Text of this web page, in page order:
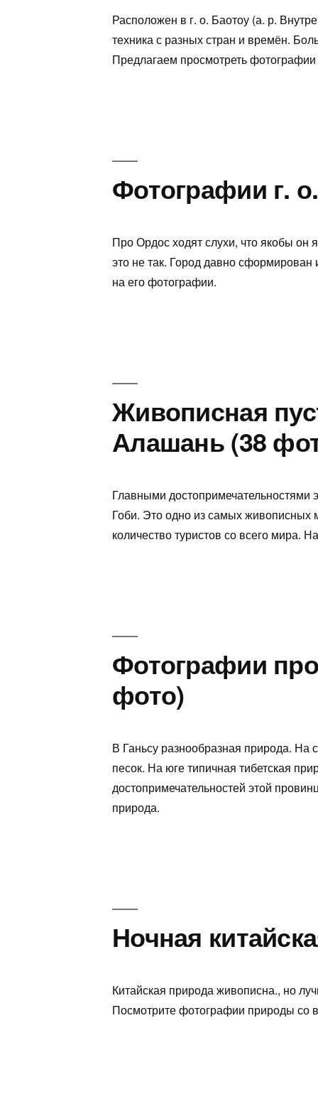
Расположен в г. о. Баотоу (а. р.
техника с разных стран и времён.
Предлагаем просмотреть фотографии
Фотографии г.
Про Ордос ходят слухи, что якобы он
это не так. Город давно сформирован
на его фотографии.
Живописная
Алашань (38
Главными
Гоби. Это одно из самых живописных
количество туристов со всего мира.
Фотографии
фото)
В Ганьсу разнообразная природа. На
песок. На юге типичная тибетская
достопримечательностей этой
природа.
Ночная
Китайская природа живописна., но
Посмотрите фотографии природы со